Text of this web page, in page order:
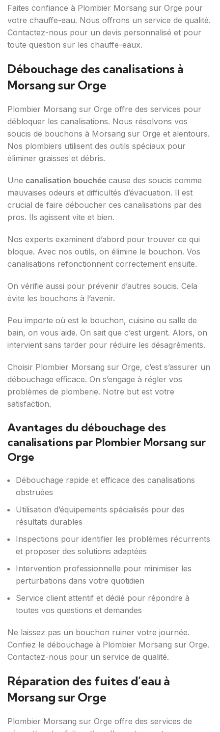
Faites confiance à Plombier Morsang sur Orge pour
votre chauffe-eau. Nous offrons un service de qualité.
Contactez-nous pour un devis personnalisé et pour
toute question sur les chauffe-eaux.
Débouchage des canalisations à
Morsang sur Orge
Plombier Morsang sur Orge offre des services pour
débloquer les canalisations. Nous résolvons vos
soucis de bouchons à Morsang sur Orge et alentours.
Nos plombiers utilisent des outils spéciaux pour
éliminer graisses et débris.
Une canalisation bouchée cause des soucis comme
mauvaises odeurs et difficultés d’évacuation. Il est
crucial de faire déboucher ces canalisations par des
pros. Ils agissent vite et bien.
Nos experts examinent d’abord pour trouver ce qui
bloque. Avec nos outils, on élimine le bouchon. Vos
canalisations refonctionnent correctement ensuite.
On vérifie aussi pour prévenir d’autres soucis. Cela
évite les bouchons à l’avenir.
Peu importe où est le bouchon, cuisine ou salle de
bain, on vous aide. On sait que c’est urgent. Alors, on
intervient sans tarder pour réduire les désagréments.
Choisir Plombier Morsang sur Orge, c’est s’assurer un
débouchage efficace. On s’engage à régler vos
problèmes de plomberie. Notre but est votre
satisfaction.
Avantages du débouchage des
canalisations par Plombier Morsang sur
Orge
Débouchage rapide et efficace des canalisations
obstruées
Utilisation d’équipements spécialisés pour des
résultats durables
Inspections pour identifier les problèmes récurrents
et proposer des solutions adaptées
Intervention professionnelle pour minimiser les
perturbations dans votre quotidien
Service client attentif et dédié pour répondre à
toutes vos questions et demandes
Ne laissez pas un bouchon ruiner votre journée.
Confiez le débouchage à Plombier Morsang sur Orge.
Contactez-nous pour un service de qualité.
Réparation des fuites d’eau à
Morsang sur Orge
Plombier Morsang sur Orge offre des services de